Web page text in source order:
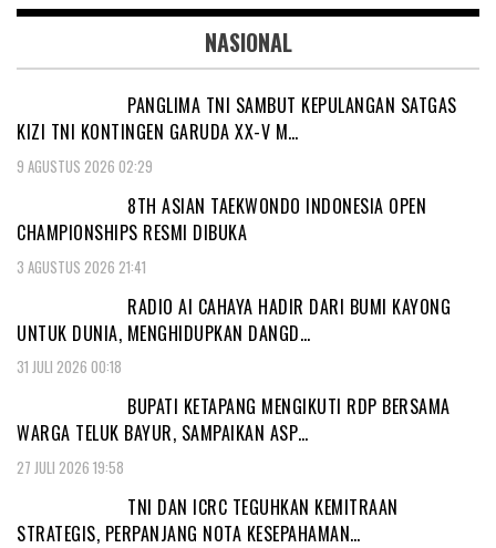
NASIONAL
PANGLIMA TNI SAMBUT KEPULANGAN SATGAS
KIZI TNI KONTINGEN GARUDA XX-V M…
9 AGUSTUS 2026 02:29
8TH ASIAN TAEKWONDO INDONESIA OPEN
CHAMPIONSHIPS RESMI DIBUKA
3 AGUSTUS 2026 21:41
RADIO AI CAHAYA HADIR DARI BUMI KAYONG
UNTUK DUNIA, MENGHIDUPKAN DANGD…
31 JULI 2026 00:18
BUPATI KETAPANG MENGIKUTI RDP BERSAMA
WARGA TELUK BAYUR, SAMPAIKAN ASP…
27 JULI 2026 19:58
TNI DAN ICRC TEGUHKAN KEMITRAAN
STRATEGIS, PERPANJANG NOTA KESEPAHAMAN…